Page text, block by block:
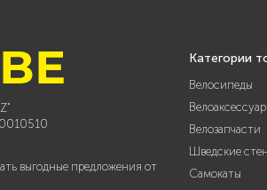
выгодные предложения от
Категории
Велосипеды
Велозапчасти
Шведские
Самокаты